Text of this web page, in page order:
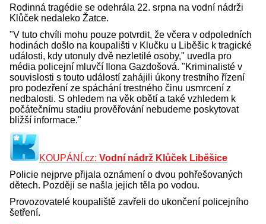
Rodinná tragédie se odehrála 22. srpna na vodní nádrži
Klůček nedaleko Žatce.
"V tuto chvíli mohu pouze potvrdit, že včera v odpoledních
hodinách došlo na koupališti v Klučku u Liběšic k tragické
události, kdy utonuly dvě nezletilé osoby," uvedla pro
média policejní mluvčí Ilona Gazdošová. "Kriminalisté v
souvislosti s touto událostí zahájili úkony trestního řízení
pro podezření ze spáchání trestného činu usmrcení z
nedbalosti. S ohledem na věk obětí a také vzhledem k
počátečnímu stadiu prověřování nebudeme poskytovat
bližší informace."
KOUPÁNÍ.cz: Vodní nádrž Klůček Liběšice
Policie nejprve přijala oznámení o dvou pohřešovaných
dětech. Později se našla jejich těla po vodou.
Provozovatelé koupaliště zavřeli do ukončení policejního
šetření.